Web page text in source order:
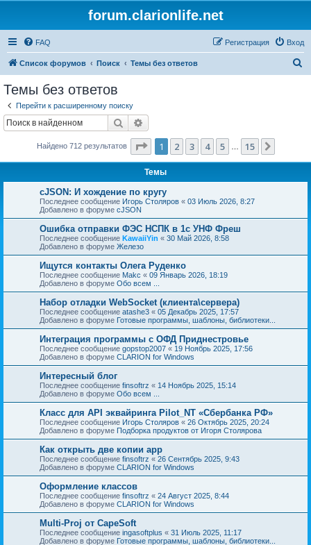
forum.clarionlife.net
FAQ Вход
Регистрация
Список форумов Поиск Темы без ответов
Темы без ответов
Перейти к расширенному поиску
Поиск
Найдено 712 результатов Страница из 15
1 2 3 4 5 15
Темы
cJSON: И хождение по кругу
Последнее сообщение Игорь Столяров « 03 Июль 2026, 8:27
Добавлено в форуме cJSON
Ошибка отправки ФЭС НСПК в 1с УНФ Фреш
Последнее сообщение KawaiiYin « 30 Май 2026, 8:58
Добавлено в форуме Железо
Ищутся контакты Олега Руденко
Последнее сообщение Makc « 09 Январь 2026, 18:19
Добавлено в форуме Обо всем ...
Набор отладки WebSocket (клиента\сервера)
Последнее сообщение atashe3 « 05 Декабрь 2025, 17:57
Добавлено в форуме Готовые программы, шаблоны, библиотеки...
Интеграция программы с ОФД Приднестровье
Последнее сообщение gopstop2007 « 19 Ноябрь 2025, 17:56
Добавлено в форуме CLARION for Windows
Интересный блог
Последнее сообщение finsoftrz « 14 Ноябрь 2025, 15:14
Добавлено в форуме Обо всем ...
Класс для API эквайринга Pilot_NT «Сбербанка РФ»
Последнее сообщение Игорь Столяров « 26 Октябрь 2025, 20:24
Добавлено в форуме Подборка продуктов от Игоря Столярова
Как открыть две копии app
Последнее сообщение finsoftrz « 26 Сентябрь 2025, 9:43
Добавлено в форуме CLARION for Windows
Оформление классов
Последнее сообщение finsoftrz « 24 Август 2025, 8:44
Добавлено в форуме CLARION for Windows
Multi-Proj от CapeSoft
Последнее сообщение ingasoftplus « 31 Июль 2025, 11:17
Добавлено в форуме Готовые программы, шаблоны, библиотеки...